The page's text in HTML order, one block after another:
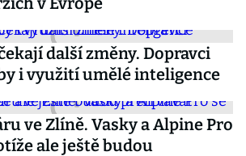
další změny. Dopravci
i využití umělé inteligence
ve Zlíně. Vasky a Alpine Pro
ale ještě budou